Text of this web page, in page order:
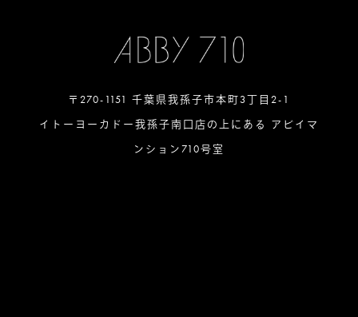
〒270-1151 千葉県我孫子市本町3丁目2-1
イトーヨーカドー我孫子南口店の上にある アビイマ
ンション710号室